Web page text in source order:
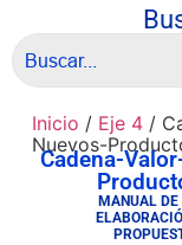
Inicio / Eje 4/
Nuevos-
Cadena-
MANUAL